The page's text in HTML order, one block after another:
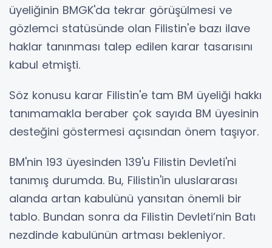
üyeliğinin BMGK'da tekrar görüşülmesi ve
gözlemci statüsünde olan Filistin'e bazı ilave
haklar tanınması talep edilen karar tasarısını
kabul etmişti.
Söz konusu karar Filistin'e tam BM üyeliği hakkı
tanımamakla beraber çok sayıda BM üyesinin
desteğini göstermesi açısından önem taşıyor.
BM'nin 193 üyesinden 139'u Filistin Devleti'ni
tanımış durumda. Bu, Filistin'in uluslararası
alanda artan kabulünü yansıtan önemli bir
tablo. Bundan sonra da Filistin Devleti’nin Batı
nezdinde kabulünün artması bekleniyor.